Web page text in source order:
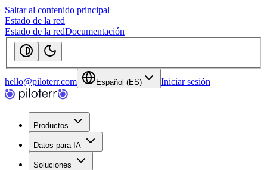
Saltar al contenido principal
Estado de la red
Estado de la redDocumentación
hello@piloterr.com Español (ES) Iniciar sesión
Productos
Datos para IA
Soluciones